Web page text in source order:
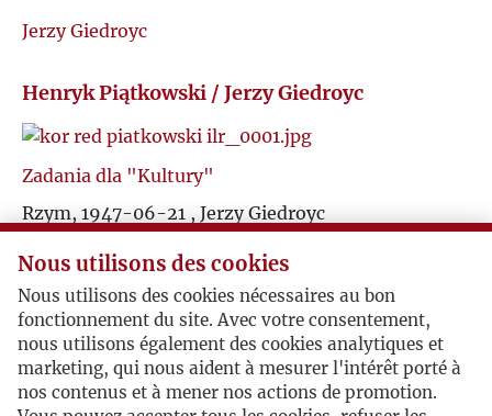
Jerzy Giedroyc
Henryk Piątkowski / Jerzy Giedroyc
Zadania dla "Kultury"
Rzym, 1947-06-21 , Jerzy Giedroyc
W liście do Henryka Piątkowskiego Jerzy Giedroyc
opisuje zadania, jakie stoją przed nowym pismem:
"WidzęKulturęprzede wszystkim jako
reprezentatywny periodyk emigracji, który jednak
będzie miał za zadannie informowanie kraju o
zagadnieniach i prądach europejskich, które tam
docierają w formie zniekształconej".
Nous utilisons des cookies
Nous utilisons des cookies nécessaires au bon
fonctionnement du site. Avec votre consentement,
nous utilisons également des cookies analytiques et
marketing, qui nous aident à mesurer l'intérêt porté à
nos contenus et à mener nos actions de promotion.